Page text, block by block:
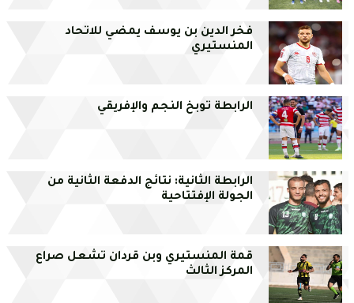
فخر الدين بن يوسف يمضي للاتحاد
المنستيري
الرابطة توبخ النجم والإفريقي
الرابطة الثانية: نتائج الدفعة الثانية من
الجولة الإفتتاحية
قمة المنستيري وبن قردان تشعل صراع
المركز الثالث